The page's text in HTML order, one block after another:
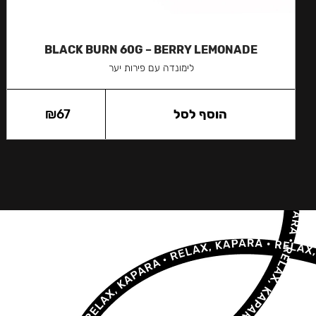
BLACK BURN 60G – BERRY LEMONADE
לימונדה עם פירות יער
₪67 הוסף לסל